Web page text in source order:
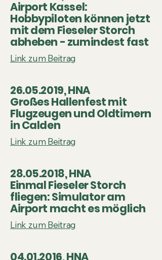
Airport Kassel:
Hobbypiloten können jetzt
mit dem Fieseler Storch
abheben - zumindest fast
Link zum Beitrag
26.05.2019, HNA
Großes Hallenfest mit
Flugzeugen und Oldtimern
in Calden
Link zum Beitrag
28.05.2018, HNA
Einmal Fieseler Storch
fliegen: Simulator am
Airport macht es möglich
Link zum Beitrag
04.01.2016, HNA